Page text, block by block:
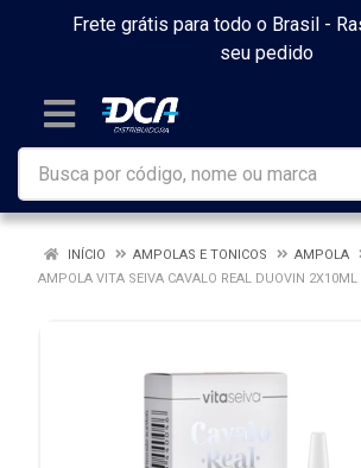
Frete grátis para todo o Brasil -
seu pedido
INÍCIO AMPOLAS E TONICOS
AMPOLA
AMPOLA VITA SEIVA CAVALO REAL DUOVIN 2X10ML